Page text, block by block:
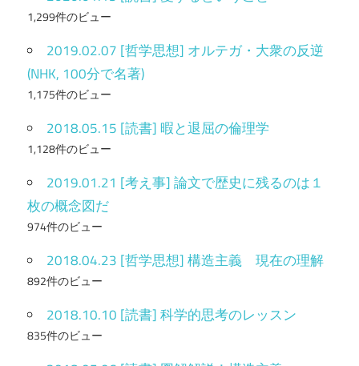
1,299件のビュー
2019.02.07 [哲学思想] オルテガ・大衆の反逆
(NHK, 100分で名著)
1,175件のビュー
2018.05.15 [読書] 暇と退屈の倫理学
1,128件のビュー
2019.01.21 [考え事] 論文で歴史に残るのは１
枚の概念図だ
974件のビュー
2018.04.23 [哲学思想] 構造主義 現在の理解
892件のビュー
2018.10.10 [読書] 科学的思考のレッスン
835件のビュー